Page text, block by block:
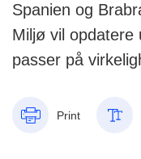
Spanien og
Miljø vil opdatere
passer på
Print